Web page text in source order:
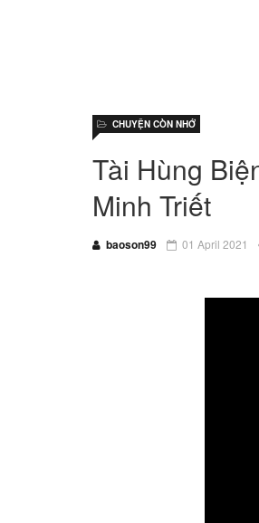
Tài Hùng
Minh Triết
baoson99
CHUYỆN CÒN NHỚ
01 April 2021